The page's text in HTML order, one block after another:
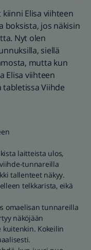
Elisa viihteen
boksista, jos näkisin
Nyt olen
siellä
mutta kun
Elisa viihteen
tabletissa Viihde
laitteista ulos,
tunnareilla
tallenteet näkyy.
telkkarista, eikä
omaelisan tunnareilla
näköjään
Kokeilin